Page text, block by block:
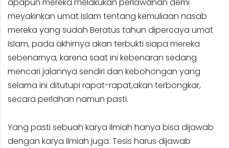
meyakinkan umat Islam tentang kemuliaan nasab
mereka yang sudah Beratus tahun dipercaya umat
Islam, pada akhirnya akan terbukti siapa mereka
sebenarnya, karena saat ini kebenaran sedang
mencari jalannya sendiri dan kebohongan yang
selama ini ditutupi rapat-rapat,akan terbongkar,
secara perlahan namun pasti.
Yang pasti sebuah karya ilmiah hanya bisa dijawab
dengan karya ilmiah juga. Tesis harus dijawab